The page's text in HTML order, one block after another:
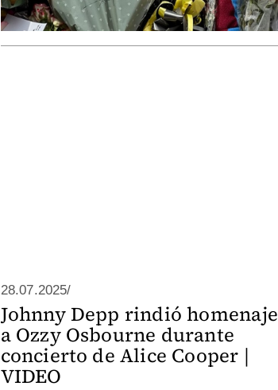
28.07.2025/
Johnny Depp rindió homenaje
a Ozzy Osbourne durante
concierto de Alice Cooper |
VIDEO